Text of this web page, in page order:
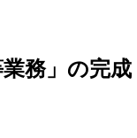
務」の完成